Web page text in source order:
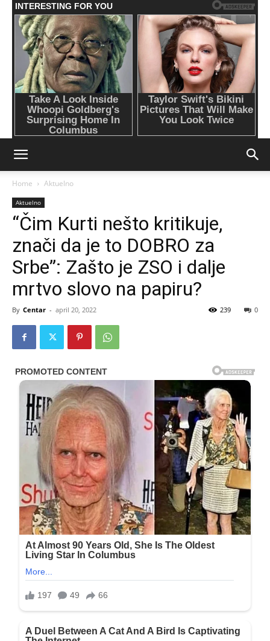
Home Aktuelno
Aktuelno
“Čim Kurti nešto kritikuje,
znači da je to DOBRO za
Srbe”: Zašto je ZSO i dalje
mrtvo slovo na papiru?
By Centar - april 20, 2022 0
239